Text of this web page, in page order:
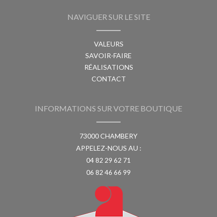
NAVIGUER SUR LE SITE
VALEURS
SAVOIR-FAIRE
RÉALISATIONS
CONTACT
INFORMATIONS SUR VOTRE BOUTIQUE
73000 CHAMBERY
APPELEZ-NOUS AU :
04 82 29 62 71
06 82 46 66 99